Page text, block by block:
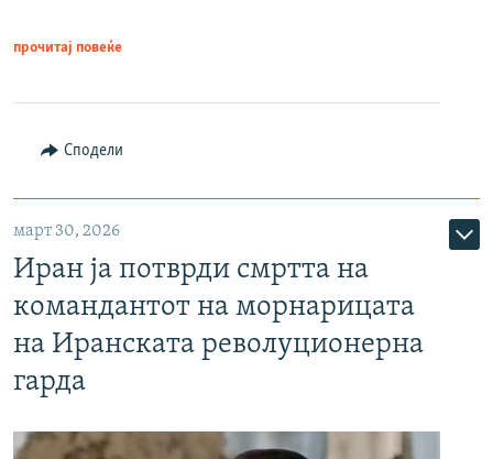
прочитај повеќе
Сподели
март 30, 2026
Иран ја потврди смртта на
командантот на морнарицата
на Иранската револуционерна
гарда